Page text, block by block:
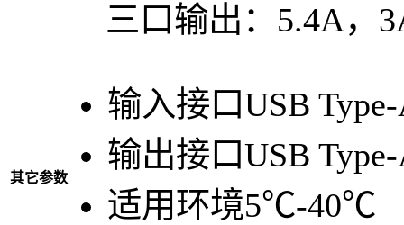
三口输出：5.4A，
其它参数
输入接口USB
输出接口USB
适用环境5℃-40℃